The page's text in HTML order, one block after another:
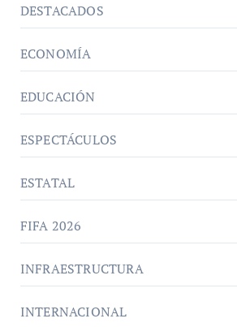
DESTACADOS
ECONOMÍA
EDUCACIÓN
ESPECTÁCULOS
ESTATAL
FIFA 2026
INFRAESTRUCTURA
INTERNACIONAL